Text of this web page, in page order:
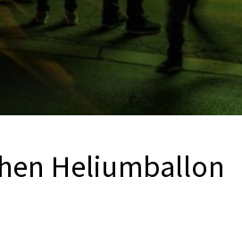
Heliumballon